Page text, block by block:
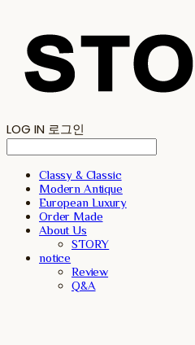
LOG IN 로그인
Classy & Classic
Modern Antique
European Luxury
Order Made
About Us
STORY
notice
Review
Q&A